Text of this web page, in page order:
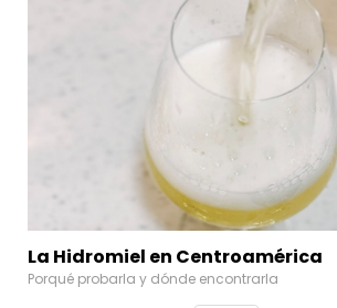
La Hidromiel en Centroamérica
Porqué probarla y dónde encontrarla